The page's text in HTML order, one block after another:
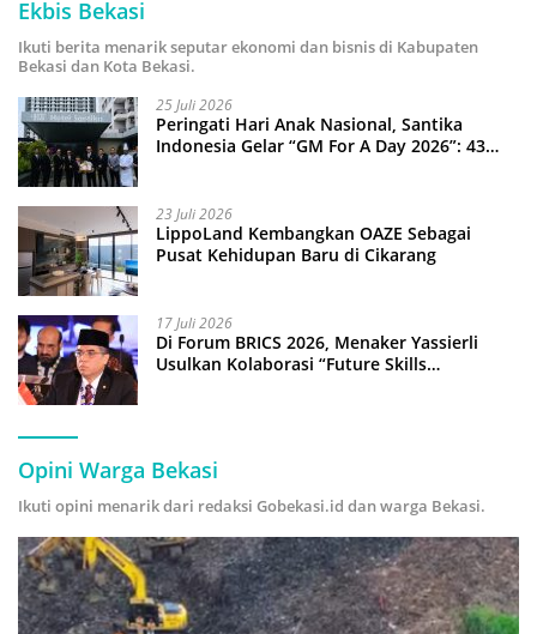
Ekbis Bekasi
Ikuti berita menarik seputar ekonomi dan bisnis di Kabupaten
Bekasi dan Kota Bekasi.
25 Juli 2026
Peringati Hari Anak Nasional, Santika
Indonesia Gelar “GM For A Day 2026”: 43
23 Juli 2026
LippoLand Kembangkan OAZE Sebagai
Pusat Kehidupan Baru di Cikarang
17 Juli 2026
Di Forum BRICS 2026, Menaker Yassierli
Usulkan Kolaborasi “Future Skills
Opini Warga Bekasi
Ikuti opini menarik dari redaksi Gobekasi.id dan warga Bekasi.